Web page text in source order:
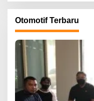
Otomotif Terbaru